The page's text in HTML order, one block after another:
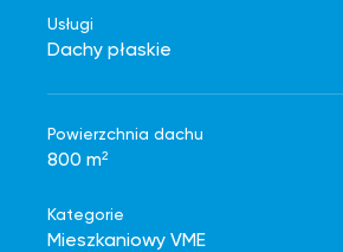
Usługi
Dachy płaskie
Powierzchnia dachu
800 m²
Kategorie
Mieszkaniowy VME